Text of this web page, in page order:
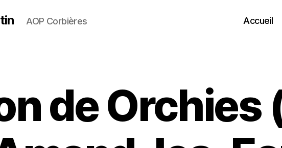
AOP Corbières Accueil
de Orchies